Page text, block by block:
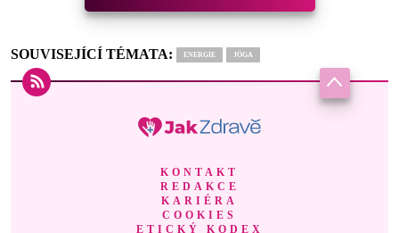
SOUVISEJÍCÍ TÉMATA: ENERGIE JÓGA
KONTAKT
REDAKCE
KARIÉRA
COOKIES
ETICKÝ KODEX